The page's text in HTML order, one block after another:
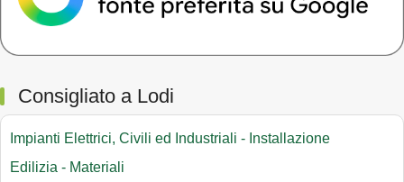
Consigliato a Lodi
Impianti Elettrici, Civili ed Industriali - Installazione
Edilizia - Materiali